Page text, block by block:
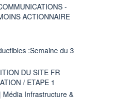
-
ACTIONNAIRE
:Semaine du 3
DU SITE FR
/ ETAPE 1
Média Infrastructure &